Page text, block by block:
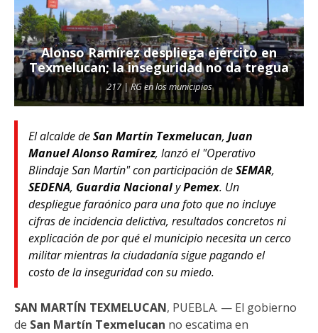
Alonso Ramírez despliega ejército en
Texmelucan; la inseguridad no da tregua
217 | RG en los municipios
El alcalde deSan Martín Texmelucan, Juan
Manuel Alonso Ramírez, lanzó el "Operativo
Blindaje San Martín" con participación deSEMAR,
SEDENA, Guardia NacionalyPemex. Un
despliegue faraónico para una foto que no incluye
cifras de incidencia delictiva, resultados concretos ni
explicación de por qué el municipio necesita un cerco
militar mientras la ciudadanía sigue pagando el
costo de la inseguridad con su miedo.
SAN MARTÍN TEXMELUCAN, PUEBLA. — El gobierno
de San Martín Texmelucan no escatima en